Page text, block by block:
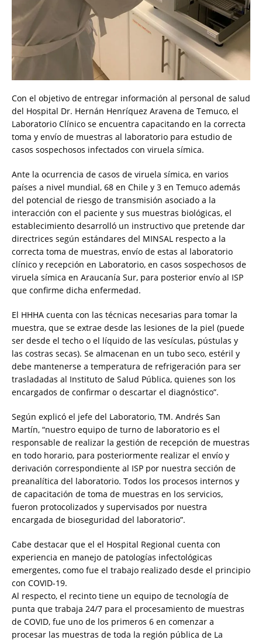
Con el objetivo de entregar información al personal de salud
del Hospital Dr. Hernán Henríquez Aravena de Temuco, el
Laboratorio Clínico se encuentra capacitando en la correcta
toma y envío de muestras al laboratorio para estudio de
casos sospechosos infectados con viruela símica.
Ante la ocurrencia de casos de viruela símica, en varios
países a nivel mundial, 68 en Chile y 3 en Temuco además
del potencial de riesgo de transmisión asociado a la
interacción con el paciente y sus muestras biológicas, el
establecimiento desarrolló un instructivo que pretende dar
directrices según estándares del MINSAL respecto a la
correcta toma de muestras, envío de estas al laboratorio
clínico y recepción en Laboratorio, en casos sospechosos de
viruela símica en Araucanía Sur, para posterior envío al ISP
que confirme dicha enfermedad.
El HHHA cuenta con las técnicas necesarias para tomar la
muestra, que se extrae desde las lesiones de la piel (puede
ser desde el techo o el líquido de las vesículas, pústulas y
las costras secas). Se almacenan en un tubo seco, estéril y
debe mantenerse a temperatura de refrigeración para ser
trasladadas al Instituto de Salud Pública, quienes son los
encargados de confirmar o descartar el diagnóstico”.
Según explicó el jefe del Laboratorio, TM. Andrés San
Martín, “nuestro equipo de turno de laboratorio es el
responsable de realizar la gestión de recepción de muestras
en todo horario, para posteriormente realizar el envío y
derivación correspondiente al ISP por nuestra sección de
preanalítica del laboratorio. Todos los procesos internos y
de capacitación de toma de muestras en los servicios,
fueron protocolizados y supervisados por nuestra
encargada de bioseguridad del laboratorio”.
Cabe destacar que el el Hospital Regional cuenta con
experiencia en manejo de patologías infectológicas
emergentes, como fue el trabajo realizado desde el principio
con COVID-19.
Al respecto, el recinto tiene un equipo de tecnología de
punta que trabaja 24/7 para el procesamiento de muestras
de COVID, fue uno de los primeros 6 en comenzar a
procesar las muestras de toda la región pública de La